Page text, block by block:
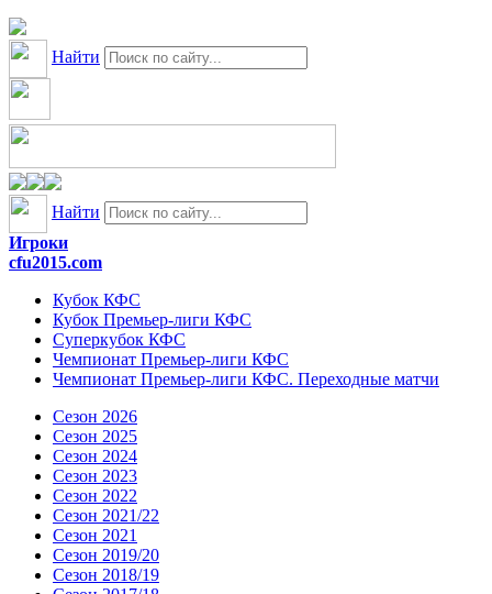
Найти
Найти
Игроки
cfu2015.com
Кубок КФС
Кубок Премьер-лиги КФС
Суперкубок КФС
Чемпионат Премьер-лиги КФС
Чемпионат Премьер-лиги КФС. Переходные матчи
Сезон 2026
Сезон 2025
Сезон 2024
Сезон 2023
Сезон 2022
Сезон 2021/22
Сезон 2021
Сезон 2019/20
Сезон 2018/19